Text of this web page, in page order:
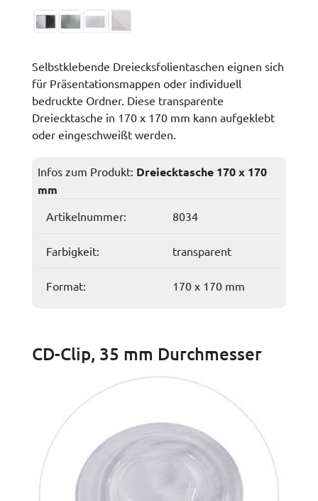
Selbstklebende Dreiecksfolientaschen eignen sich
für Präsentationsmappen oder individuell
bedruckte Ordner. Diese transparente
Dreiecktasche in 170 x 170 mm kann aufgeklebt
oder eingeschweißt werden.
Infos zum Produkt: Dreiecktasche 170 x 170
mm
Artikelnummer: 8034
Farbigkeit: transparent
Format: 170 x 170 mm
CD-Clip, 35 mm Durchmesser